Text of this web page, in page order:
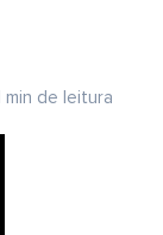
min de leitura